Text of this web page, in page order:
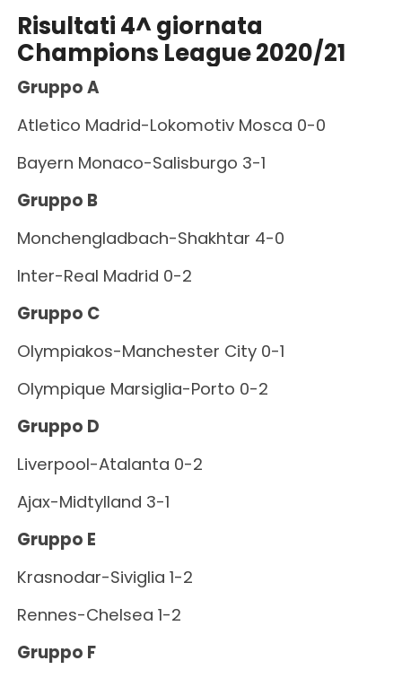
Risultati 4^ giornata
Champions League 2020/21
Gruppo A
Atletico Madrid-Lokomotiv Mosca 0-0
Bayern Monaco-Salisburgo 3-1
Gruppo B
Monchengladbach-Shakhtar 4-0
Inter-Real Madrid 0-2
Gruppo C
Olympiakos-Manchester City 0-1
Olympique Marsiglia-Porto 0-2
Gruppo D
Liverpool-Atalanta 0-2
Ajax-Midtylland 3-1
Gruppo E
Krasnodar-Siviglia 1-2
Rennes-Chelsea 1-2
Gruppo F